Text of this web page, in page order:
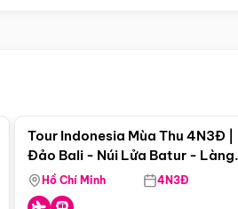
Tour Indonesia Mùa Thu 4N3Đ |
Đảo Bali - Núi Lửa Batur - Làng
Penglipuran
Hồ Chí Minh 4N3Đ